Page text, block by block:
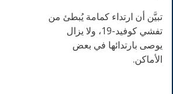
تبيَّن أن ارتداء كمامة يُبطئ من
تفشي كوفيد-19، ولا يزال
يوصى بارتدائها في بعض
الأماكن.